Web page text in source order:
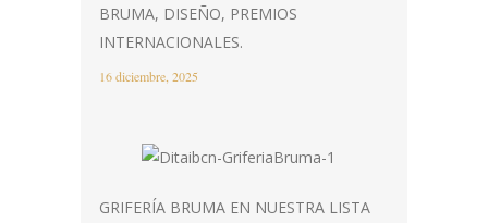
BRUMA, DISEÑO, PREMIOS
INTERNACIONALES.
16 diciembre, 2025
GRIFERÍA BRUMA EN NUESTRA LISTA